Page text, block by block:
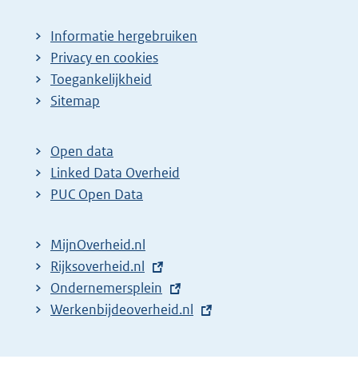
Informatie hergebruiken
Privacy en cookies
Toegankelijkheid
Sitemap
Open data
Linked Data Overheid
PUC Open Data
MijnOverheid.nl
E
x
t
r
Rijksoverheid.nl
E
x
e
Ondernemersplein
E
t
Werkenbijdeoverheid.nl